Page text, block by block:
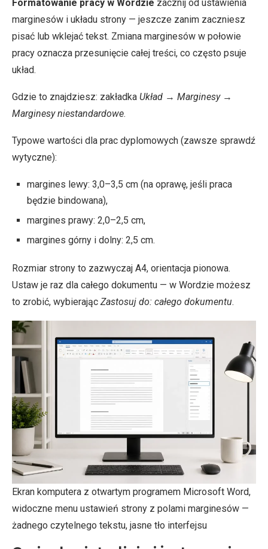
Formatowanie pracy w Wordzie zacznij od ustawienia
marginesów i układu strony — jeszcze zanim zaczniesz
pisać lub wklejać tekst. Zmiana marginesów w połowie
pracy oznacza przesunięcie całej treści, co często psuje
układ.
Gdzie to znajdziesz: zakładka Układ → Marginesy→
Marginesy niestandardowe.
Typowe wartości dla prac dyplomowych (zawsze sprawdź
wytyczne):
margines lewy: 3,0–3,5 cm (na oprawę, jeśli praca
będzie bindowana),
margines prawy: 2,0–2,5 cm,
margines górny i dolny: 2,5 cm.
Rozmiar strony to zazwyczaj A4, orientacja pionowa.
Ustaw je raz dla całego dokumentu — w Wordzie możesz
to zrobić, wybierając Zastosuj do: całego dokumentu.
Ekran komputera z otwartym programem Microsoft Word,
widoczne menu ustawień strony z polami marginesów —
żadnego czytelnego tekstu, jasne tło interfejsu